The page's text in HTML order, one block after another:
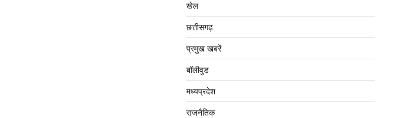
खेल
छत्तीसगढ़
प्रमुख खबरें
बॉलीवुड
मध्यप्रदेश
राजनैतिक
नपा सहकारी समिति में 25 लाख से अधिक का गेहूं
लौटाया